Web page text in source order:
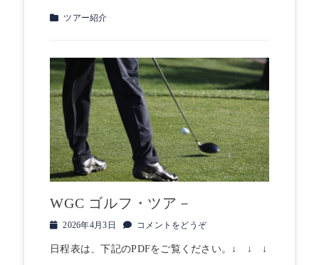
カ
リ
ー
ツアー紹介
WGC ゴルフ・ツア－
投
日
2026年4月3日 コメントをどうぞ
日程表は、下記のPDFをご覧ください。↓ ↓ ↓